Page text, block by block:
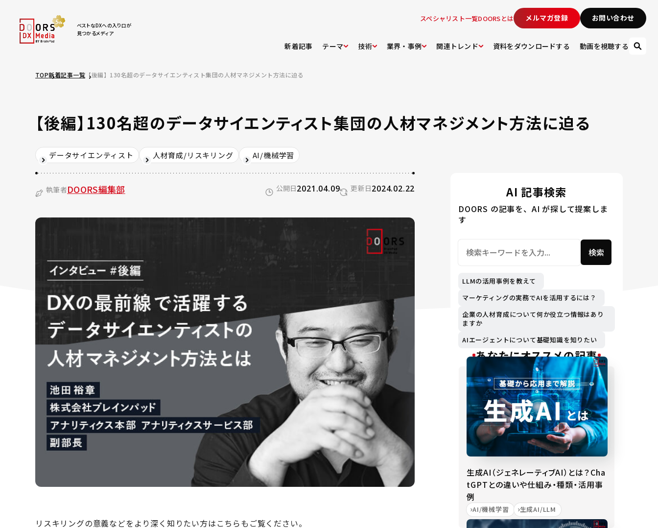
ベストなDXへの入り口が
見つかるメディア
スペシャリスト一覧DOORSとは メルマガ登録 お問い合わせ
新着記事 テーマ 技術 業界・事例 関連トレンド 資料をダウンロードする 動画を視聴する
TOP新着記事一覧 【後編】130名超のデータサイエンティスト集団の人材マネジメント方法に迫る
【後編】130名超のデータサイエンティスト集団の人材マネジメント方法に迫る
データサイエンティスト 人材育成/リスキリング AI/機械学習
執筆者DOORS編集部 公開日2021.04.09 更新日2024.02.22
リスキリングの意義などをより深く知りたい方はこちらもご覧ください。
AI 記事検索
DOORS の記事を、AI が探して提案しま
す
検索
LLMの活用事例を教えて
マーケティングの実務でAIを活用するには？
企業の人材育成について何か役立つ情報はあり
ますか
AIエージェントについて基礎知識を知りたい
あなたにオススメの記事
生成AI（ジェネレーティブAI）とは？Cha
tGPTとの違いや仕組み・種類・活用事
例
AI/機械学習 生成AI/LLM